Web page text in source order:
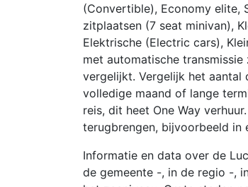
(Convertible), Economy elite,
zitplaatsen (7 seat minivan),
Elektrische (Electric cars),
met automatische
vergelijkt. Vergelijk het aantal
volledige maand of lange
reis, dit heet One Way
terugbrengen, bijvoorbeeld in
Informatie en data over de
de gemeente -, in de regio -,